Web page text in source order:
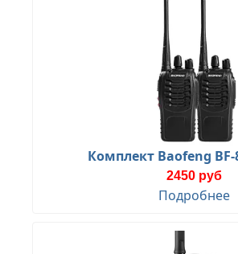
Комплект Baofeng BF-
2450 руб
Подробнее